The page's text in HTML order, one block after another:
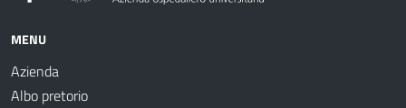
MENU
Azienda
Albo pretorio